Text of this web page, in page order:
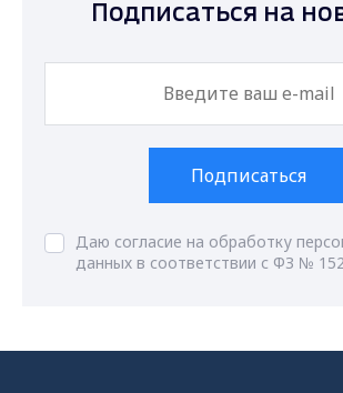
Подписаться на
Подписаться
Даю согласие на обработку
данных в соответствии с ФЗ № 152